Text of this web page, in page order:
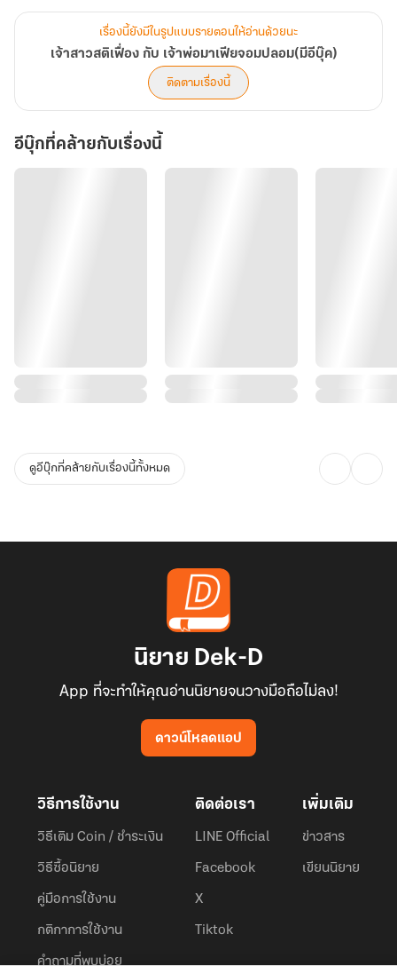
อี
บุ๊ค)
เรื่องนี้ยังมีในรูปแบบรายตอนให้อ่านด้วยนะ
เจ้าสาวสติเฟื่อง กับ เจ้าพ่อมาเฟียจอมปลอม(มีอีบุ๊ค)
ติดตามเรื่องนี้
อีบุ๊กที่คล้ายกับเรื่องนี้
ดูอีบุ๊กที่คล้ายกับเรื่องนี้ทั้งหมด
นิยาย Dek-D
App ที่จะทำให้คุณอ่านนิยายจนวางมือถือไม่ลง!
ดาวน์โหลดแอป
วิธีการใช้งาน
วิธีเติม Coin / ชำระเงิน
วิธีซื้อนิยาย
คู่มือการใช้งาน
กติกาการใช้งาน
คำถามที่พบบ่อย
ติดต่อเรา
LINE Official
Facebook
X
Tiktok
เพิ่มเติม
ข่าวสาร
เขียนนิยาย